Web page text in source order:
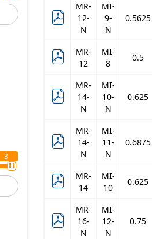
3
MR-
12-
N
MI-
9-
N
0.5625
MR-
12
MI-
8
0.5
MR-
14-
N
MI-
10-
N
0.625
MR-
14-
N
MI-
11-
N
0.6875
MR-
14
MI-
10
0.625
MR-
16-
N
MI-
12-
N
0.75